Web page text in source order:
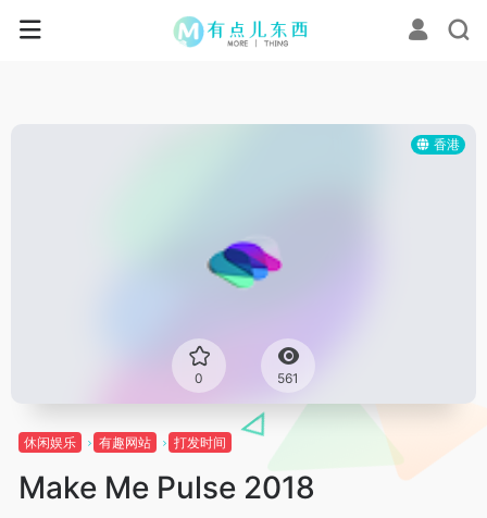
香港
0 561
休闲娱乐 有趣网站 打发时间
Make Me Pulse 2018